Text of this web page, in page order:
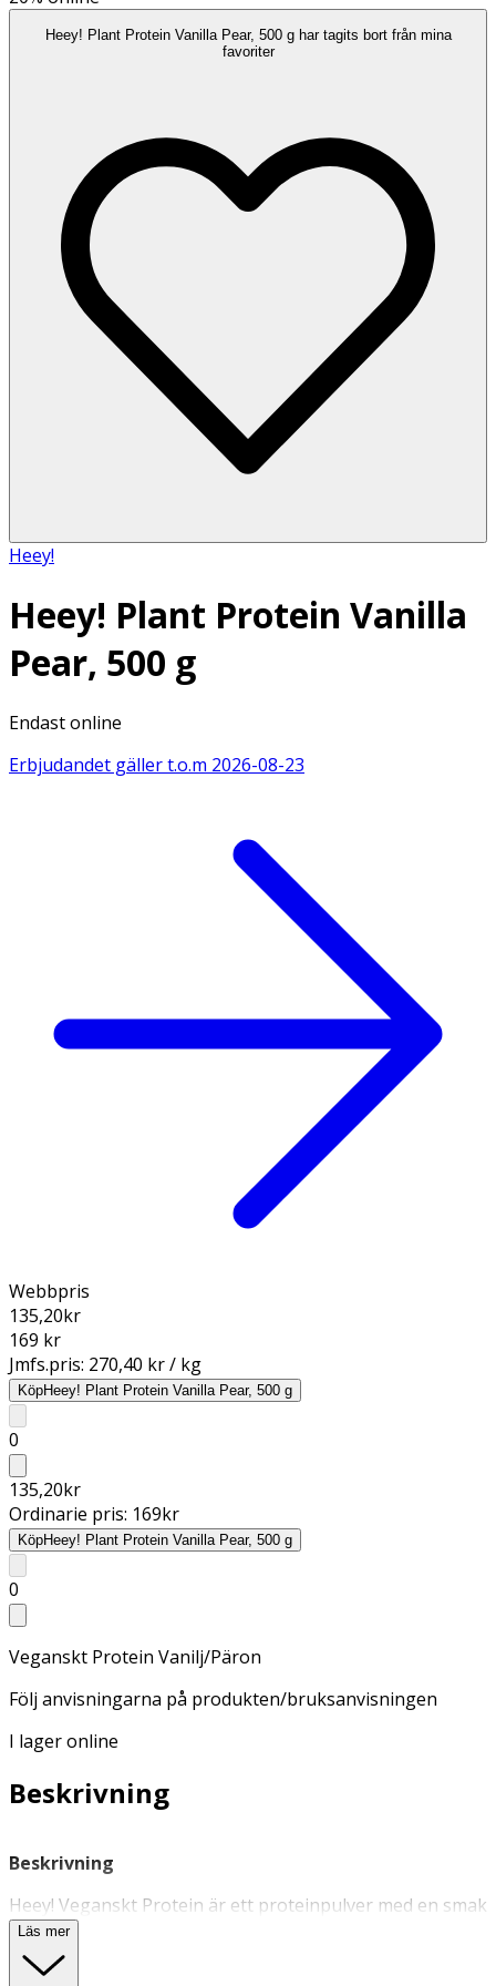
Heey! Plant Protein Vanilla Pear, 500 g har tagits bort från mina
favoriter
Heey!
Heey! Plant Protein Vanilla
Pear, 500 g
Endast online
Erbjudandet gäller t.o.m 2026-08-23
Webbpris
135,20kr
169 kr
Jmfs.pris: 270,40 kr / kg
KöpHeey! Plant Protein Vanilla Pear, 500 g
0
135,20kr
Ordinarie pris: 169kr
KöpHeey! Plant Protein Vanilla Pear, 500 g
0
Veganskt Protein Vanilj/Päron
Följ anvisningarna på produkten/bruksanvisningen
I lager online
Beskrivning
Beskrivning
Heey! Veganskt Protein är ett proteinpulver med en smak
av vanilj och päron, framställt från ärt- och
sojaproteinisolat. Detta 100% veganska protein är fritt
från tillsatt socker och naturligt glutenfritt, och det löser
Läs mer